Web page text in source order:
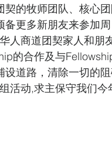
契的牧师团队、核心
备更多新朋友来参加
人商道团契家人和朋
的合作及与
设道路，清除一切的
活动,求主保守我们今